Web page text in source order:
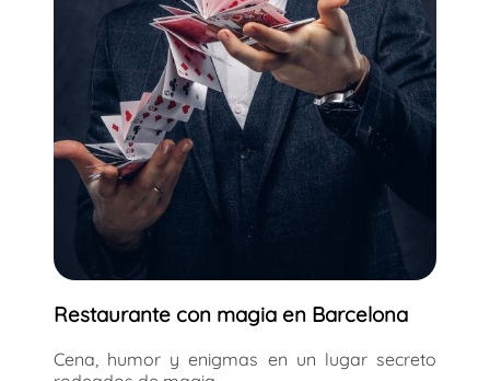
Restaurante con magia en Barcelona
Cena, humor y enigmas en un lugar secreto